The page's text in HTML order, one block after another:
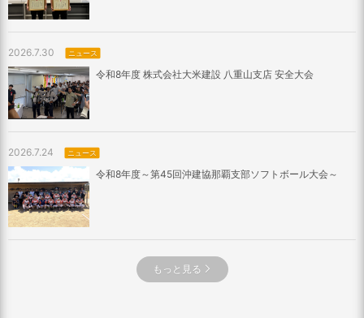
2026.7.30 ニュース
令和8年度 株式会社大米建設 八重山支店 安全大会
2026.7.24 ニュース
令和8年度～第45回沖建協那覇支部ソフトボール大会～
もっと見る